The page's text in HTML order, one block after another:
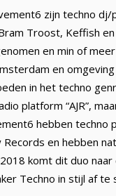
zijn techno
Troost, Keffish
en min of
en
in het techno
platform “AJR”,
hebben techno
Records en hebben
komt dit duo
Techno in stijl af te